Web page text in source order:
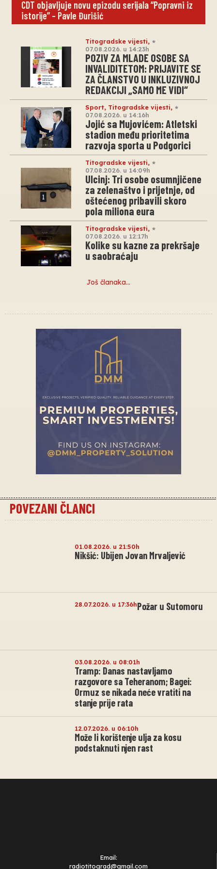
CDT objavljuje novu epizodu serijala “Popravni iz
istorije” – Pavle Đurišić
Titogradske vijesti,
07.08.2026. u 14:23h
POZIV ZA MLADE OSOBE SA
INVALIDITETOM: PRIJAVITE SE
ZA ČLANSTVO U INKLUZIVNOJ
REDAKCIJI „SAMO ME VIDI“
Sport, Titogradske vijesti,
07.08.2026. u 14:16h
Jojić sa Mujovićem: Atletski
stadion među prioritetima
razvoja sporta u Podgorici
Titogradske vijesti,
07.08.2026. u 14:09h
Ulcinj: Tri osobe osumnjičene
za zelenaštvo i prijetnje, od
oštećenog pribavili skoro
pola miliona eura
Titogradske vijesti,
07.08.2026. u 12:17h
Kolike su kazne za prekršaje
u saobraćaju
Još članaka…
POVEZANI ČLANCI
01.08.2026. u 21:50h
Nikšić: Ubijen Jovan Mrvaljević
28.07.2026. u 17:36hPožar u Sutomoru
03.08.2026. u 08:01h
Tramp: Danas nastavljamo
razgovore sa Teheranom; Bagei:
Ormuz se nikada neće vratiti na
stanje prije rata
12.07.2026. u 06:10h
Može li korištenje ulja za kosu
podstaknuti njen rast
Email:
radiotitograd@gmail.com